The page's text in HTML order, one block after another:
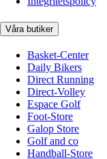
Våra butiker
Basket-Center
Daily Bikers
Direct Running
Direct-Volley
Espace Golf
Foot-Store
Galop Store
Golf and co
Handball-Store